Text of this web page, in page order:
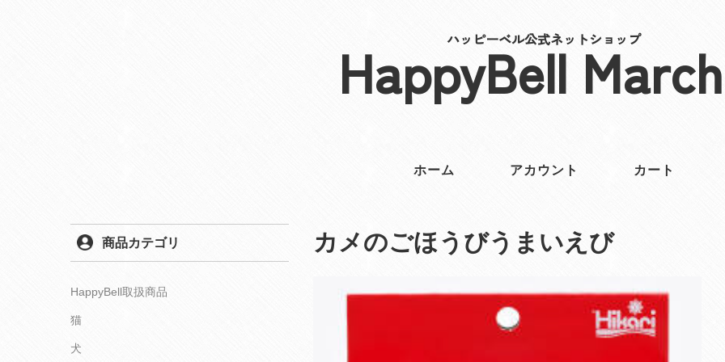
ハッピーベル公式ネットショップ
HappyBell
ホーム アカウント カート
カメのごほうびうまいえび
商品カテゴリ
HappyBell取扱商品
猫
犬